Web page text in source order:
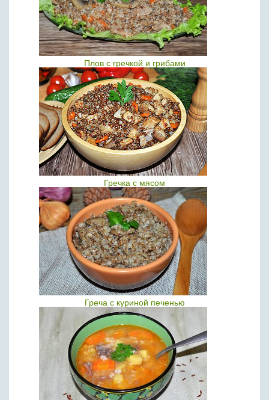
Плов с гречкой и грибами
Гречка с мясом
Греча с куриной печенью